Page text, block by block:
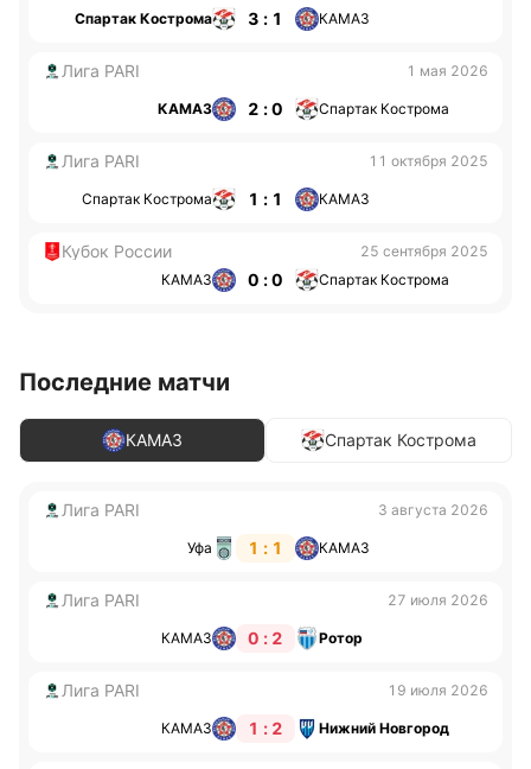
Спартак Кострома 3 : 1 КАМАЗ
Лига PARI 1 мая 2026
КАМАЗ 2 : 0 Спартак Кострома
Лига PARI 11 октября 2025
Спартак Кострома 1 : 1 КАМАЗ
Кубок России
25 сентября 2025
КАМАЗ
0 : 0 Спартак Кострома
Последние матчи
КАМАЗ Спартак Кострома
Лига PARI 3 августа 2026
Уфа 1 : 1 КАМАЗ
Лига PARI 27 июля 2026
КАМАЗ 0 : 2 Ротор
Лига PARI 19 июля 2026
КАМАЗ 1 : 2 Нижний Новгород